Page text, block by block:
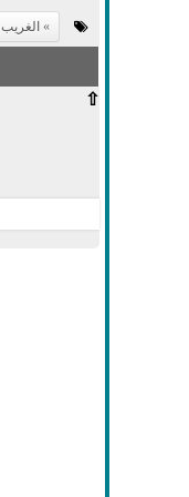
الغريب
⇧